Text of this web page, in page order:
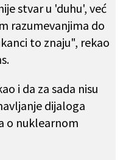
stvar u 'duhu', već
razumevanjima do
to znaju", rekao
i da za sada nisu
dijaloga
o nuklearnom